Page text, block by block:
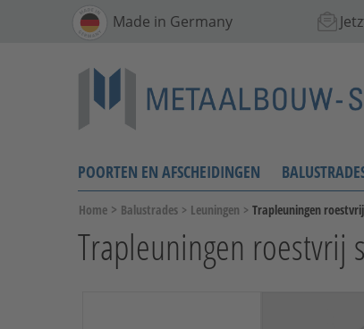
Made in Germany
POORTEN EN AFSCHEIDINGEN
Home > Balustrades > Leuningen > Trapleuningen
Trapleuningen roestvrij